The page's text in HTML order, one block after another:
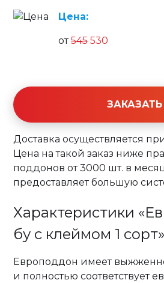
Цена:
от545 530
ЗАКАЗАТЬ
Доставка осуществляется
Цена на такой заказ ниже
поддонов от 3000 шт. в
предоставляет большую
Характеристики
бу с клеймом 1 сорт»
Европоддон имеет
и полностью соответствует